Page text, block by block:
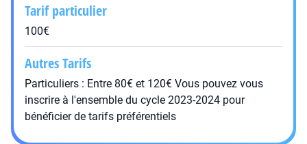
Tarif particulier
100€
Autres Tarifs
Particuliers : Entre 80€ et 120€ Vous pouvez vous
inscrire à l'ensemble du cycle 2023-2024 pour
bénéficier de tarifs préférentiels